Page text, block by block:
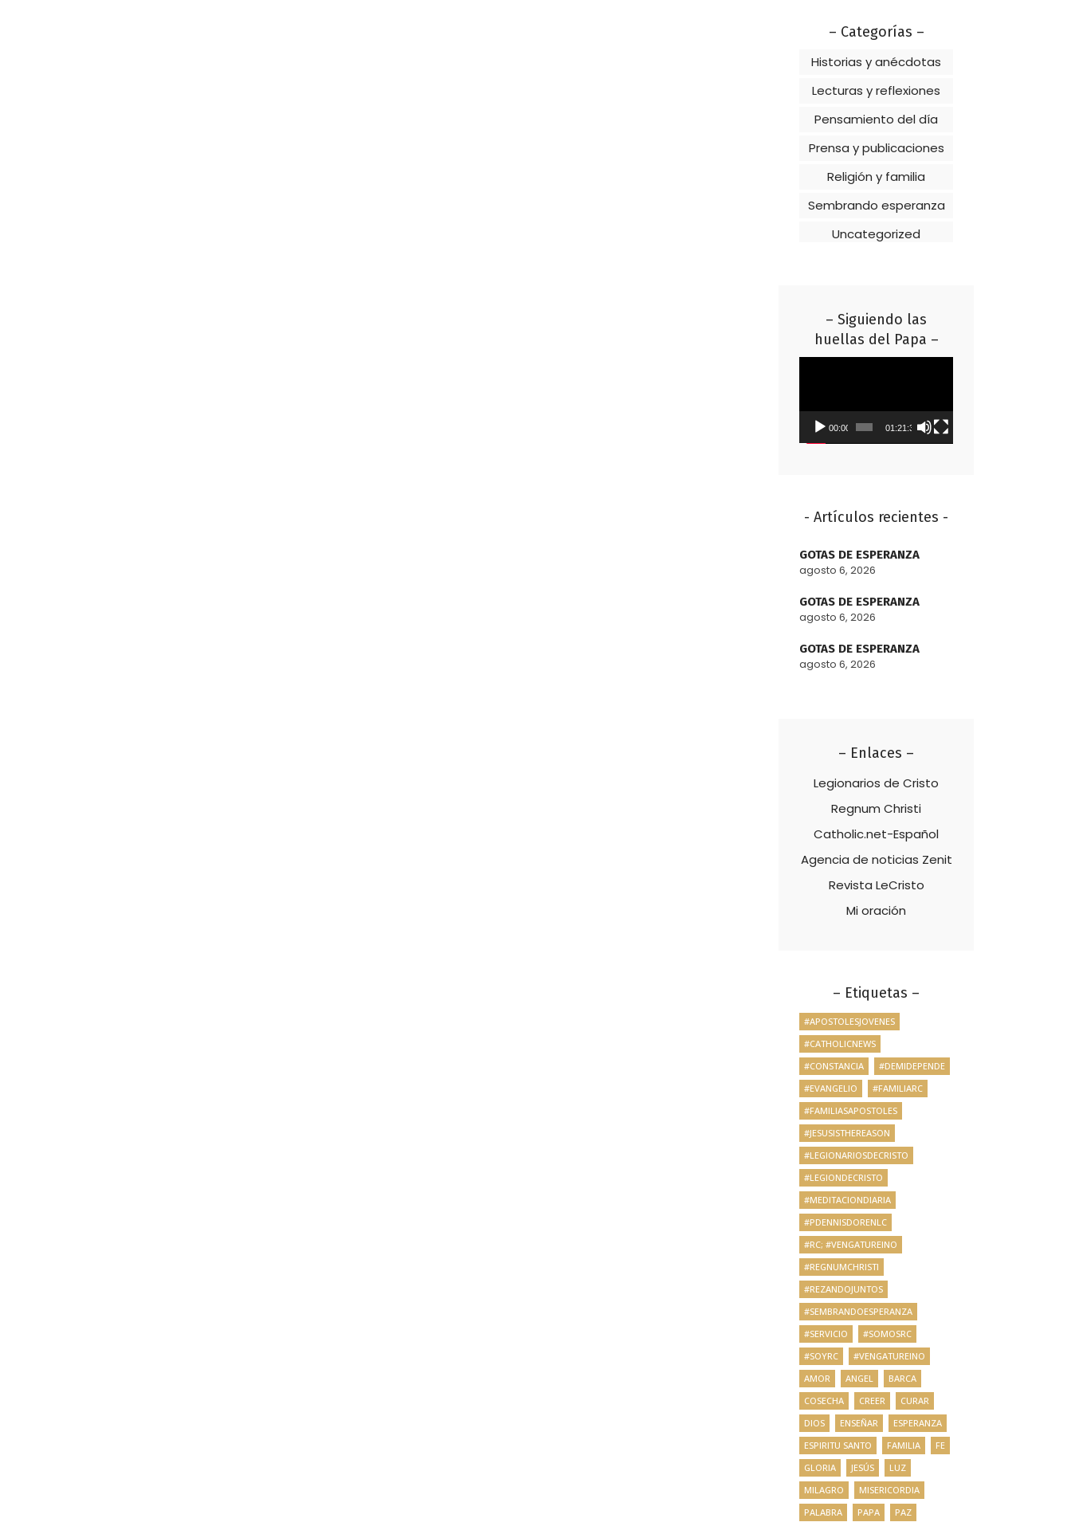
– Categorías –
Historias y anécdotas
Lecturas y reflexiones
Pensamiento del día
Prensa y publicaciones
Religión y familia
Sembrando esperanza
Uncategorized
– Siguiendo las
huellas del Papa –
00:00 01:21:37
- Artículos recientes -
GOTAS DE ESPERANZA
agosto 6, 2026
GOTAS DE ESPERANZA
agosto 6, 2026
GOTAS DE ESPERANZA
agosto 6, 2026
– Enlaces –
Legionarios de Cristo
Regnum Christi
Catholic.net-Español
Agencia de noticias Zenit
Revista LeCristo
Mi oración
– Etiquetas –
#APOSTOLESJOVENES
#CATHOLICNEWS
#CONSTANCIA
#DEMIDEPENDE
#EVANGELIO
#FAMILIARC
#FAMILIASAPOSTOLES
#JESUSISTHEREASON
#LEGIONARIOSDECRISTO
#LEGIONDECRISTO
#MEDITACIONDIARIA
#PDENNISDORENLC
#RC; #VENGATUREINO
#REGNUMCHRISTI
#REZANDOJUNTOS
#SEMBRANDOESPERANZA
#SERVICIO
#SOMOSRC
#SOYRC
#VENGATUREINO
AMOR
ANGEL
BARCA
COSECHA
CREER
CURAR
DIOS
ENSEÑAR
ESPERANZA
ESPIRITU SANTO
FAMILIA
FE
GLORIA
JESÚS
LUZ
MILAGRO
MISERICORDIA
PALABRA
PAPA PAZ